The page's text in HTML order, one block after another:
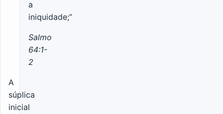
a
iniquidade;”
Salmo
64:1-
2
A
súplica
inicial